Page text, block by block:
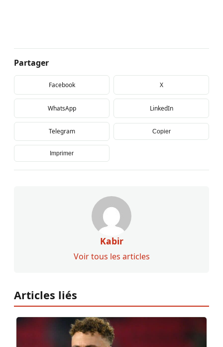
Partager
Facebook X
WhatsApp LinkedIn
Telegram Copier
Imprimer
Kabir
Voir tous les articles
Articles liés